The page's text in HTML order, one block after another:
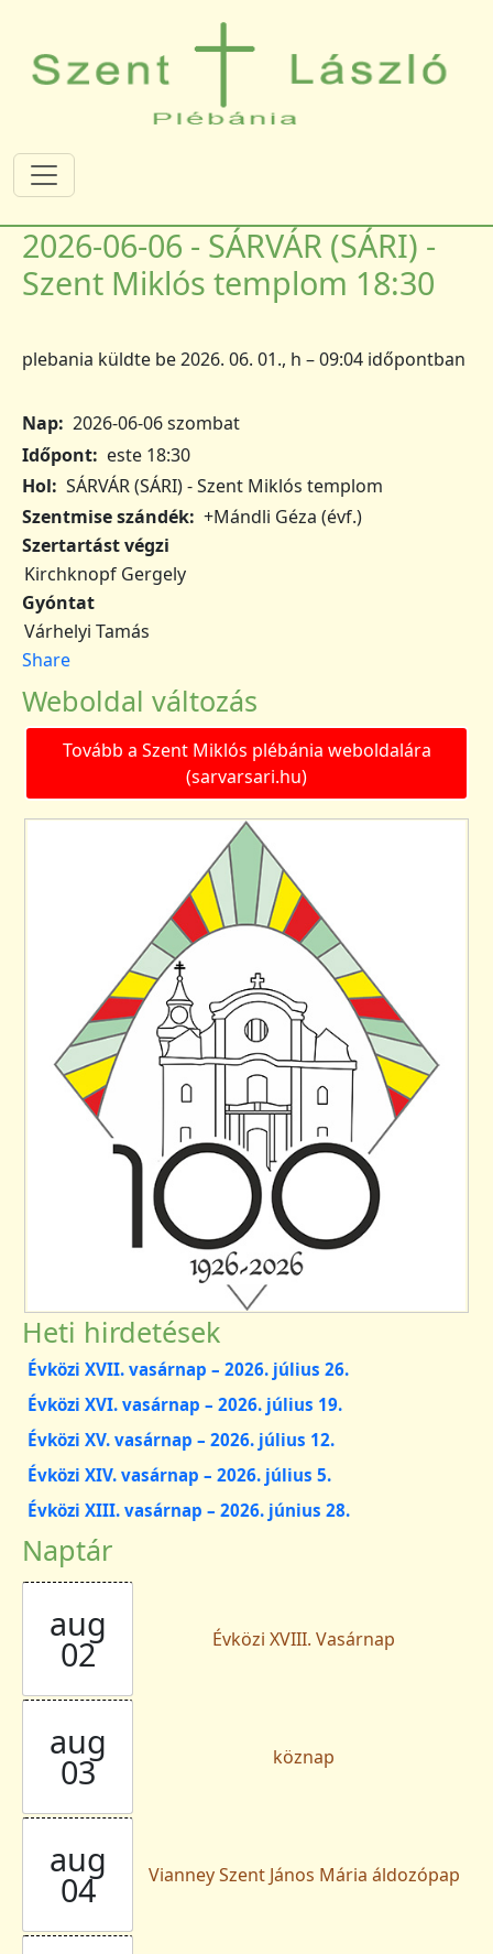
2026-06-06 - SÁRVÁR (SÁRI) -
Szent Miklós templom 18:30
plebania küldte be2026. 06. 01., h – 09:04 időpontban
Nap 2026-06-06 szombat
Időpont
este 18:30
Hol
SÁRVÁR (SÁRI) - Szent Miklós templom
Szentmise szándék +Mándli Géza (évf.)
Szertartást végzi
Kirchknopf Gergely
Gyóntat
Várhelyi Tamás
Share
Weboldal változás
Tovább a Szent Miklós plébánia weboldalára
(sarvarsari.hu)
Heti hirdetések
Évközi XVII. vasárnap – 2026. július 26.
Évközi XVI. vasárnap – 2026. július 19.
Évközi XV. vasárnap – 2026. július 12.
Évközi XIV. vasárnap – 2026. július 5.
Évközi XIII. vasárnap – 2026. június 28.
Naptár
aug
02 Évközi XVIII. Vasárnap
aug
03 köznap
aug
04 Vianney Szent János Mária áldozópap